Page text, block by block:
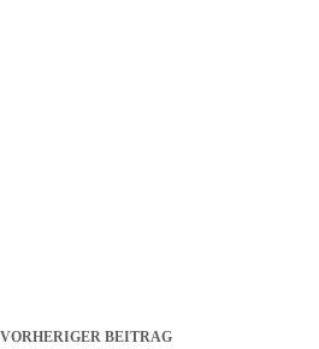
VORHERIGER BEITRAG